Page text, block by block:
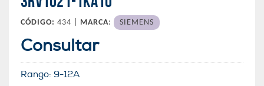
CÓDIGO: 434 | MARCA: SIEMENS
Consultar
Rango: 9-12A